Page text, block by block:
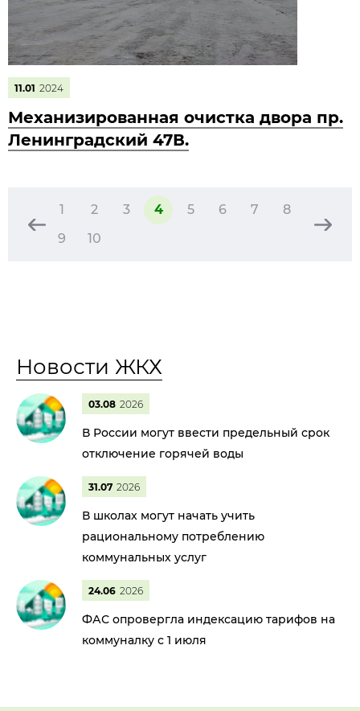
11.01 2024
Механизированная очистка двора пр.
Ленинградский 47В.
1 2 3 4 5 6 7
8
9
10
Новости ЖКХ
03.08 2026
В России могут ввести предельный срок
отключение горячей воды
31.07 2026
В школах могут начать учить
рациональному потреблению
коммунальных услуг
24.06 2026
ФАС опровергла индексацию тарифов на
коммуналку с 1 июля